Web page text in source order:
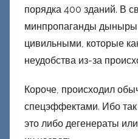
о
к
порядка 400 зданий. В
минпропаганды дыныры
цивильными, которые
неудобства из-за
Короче, происходил
спецэффектами. Ибо
это либо дегенераты